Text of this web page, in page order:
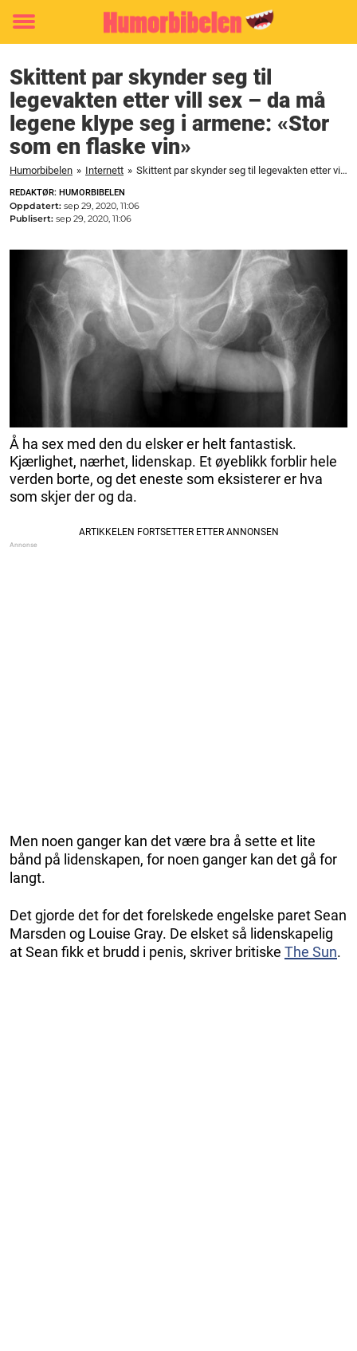
Toggle
Skittent par skynder seg til
legevakten etter vill sex – da må
legene klype seg i armene: «Stor
som en flaske vin»
Humorbibelen » Internett » Skittent par skynder seg til legevakten etter vill sex - da må legene klype seg i armene: "Stor som en flaske vin"
REDAKTØR: HUMORBIBELEN
Oppdatert: sep 29, 2020, 11:06
Publisert: sep 29, 2020, 11:06
Å ha sex med den du elsker er helt fantastisk.
Kjærlighet, nærhet, lidenskap. Et øyeblikk forblir hele
verden borte, og det eneste som eksisterer er hva
som skjer der og da.
Men noen ganger kan det være bra å sette et lite
bånd på lidenskapen, for noen ganger kan det gå for
langt.
Det gjorde det for det forelskede engelske paret Sean
Marsden og Louise Gray. De elsket så lidenskapelig
at Sean fikk et brudd i penis, skriver britiske The Sun.